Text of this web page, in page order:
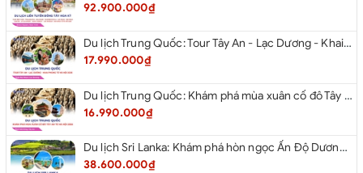
92.900.000₫
Du lịch Trung Quốc: Tour Tây An - Lạc Dương - Khai Phong từ Hà Nội 2026
17.990.000₫
Du lịch Trung Quốc: Khám phá mùa xuân cố đô Tây An từ Hà Nội 2026
16.990.000₫
Du lịch Sri Lanka: Khám phá hòn ngọc Ấn Độ Dương 2026
38.600.000₫